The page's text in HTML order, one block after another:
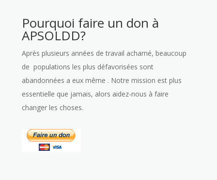
Pourquoi faire un don à
APSOLDD?
Après plusieurs années de travail acharné, beaucoup
de populations les plus défavorisées sont
abandonnées a eux même . Notre mission est plus
essentielle que jamais, alors aidez-nous à faire
changer les choses.